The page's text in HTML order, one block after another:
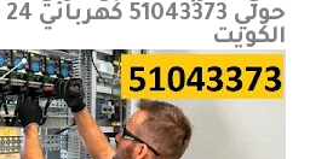
الكويت